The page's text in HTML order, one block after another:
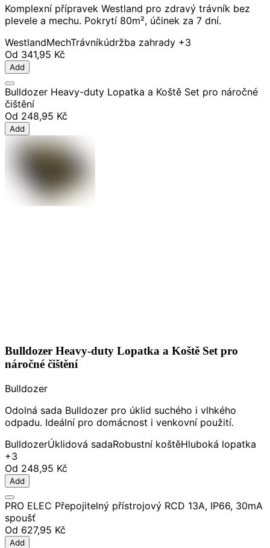
Komplexní přípravek Westland pro zdravý trávník bez
plevele a mechu. Pokrytí 80m², účinek za 7 dní.
WestlandMechTrávníkúdržba zahrady +3
Od 341,95 Kč
Add
Bulldozer Heavy-duty Lopatka a Koště Set pro náročné
čištění
Od 248,95 Kč
Add
Bulldozer Heavy-duty Lopatka a Koště Set pro
náročné čištění
Bulldozer
Odolná sada Bulldozer pro úklid suchého i vlhkého
odpadu. Ideální pro domácnost i venkovní použití.
BulldozerÚklidová sadaRobustní koštěHluboká lopatka
+3
Od 248,95 Kč
Add
PRO ELEC Přepojitelný přístrojový RCD 13A, IP66, 30mA
spoušť
Od 627,95 Kč
Add